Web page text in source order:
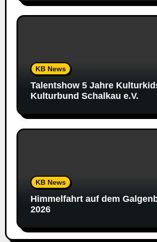
KB News
Talentshow 5 Jahre
Kulturbund Schalkau e.V.
KB News
Himmelfahrt auf dem
2026